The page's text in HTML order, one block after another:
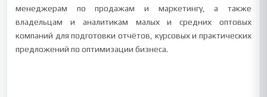
менеджерам по продажам и маркетингу, а также
владельцам и аналитикам малых и средних оптовых
компаний для подготовки отчётов, курсовых и практических
предложений по оптимизации бизнеса.